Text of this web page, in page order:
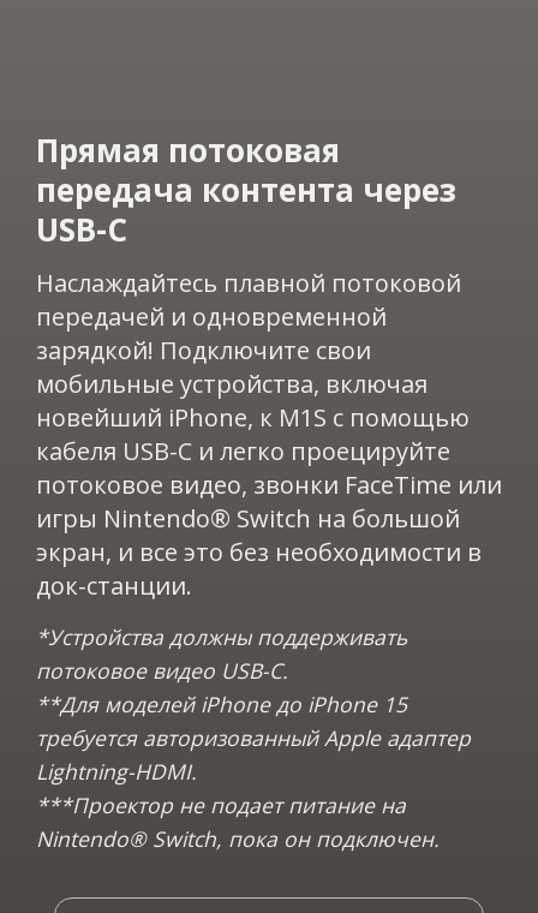
​Прямая потоковая
передача контента через
USB-C​​​​
Наслаждайтесь плавной потоковой
передачей и одновременной
зарядкой! Подключите свои
мобильные устройства, включая
новейший iPhone, к M1S с помощью
кабеля USB-C и легко проецируйте
потоковое видео, звонки FaceTime или
игры Nintendo® Switch на большой
экран, и все это без необходимости в
док-станции.​​
*Устройства должны поддерживать
потоковое видео USB-C.
**Для моделей iPhone до iPhone 15
требуется авторизованный Apple адаптер
Lightning-HDMI.
***Проектор не подает питание на
Nintendo® Switch, пока он подключен.